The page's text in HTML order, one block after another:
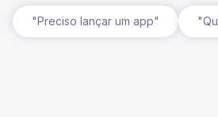
"Preciso lançar um app"